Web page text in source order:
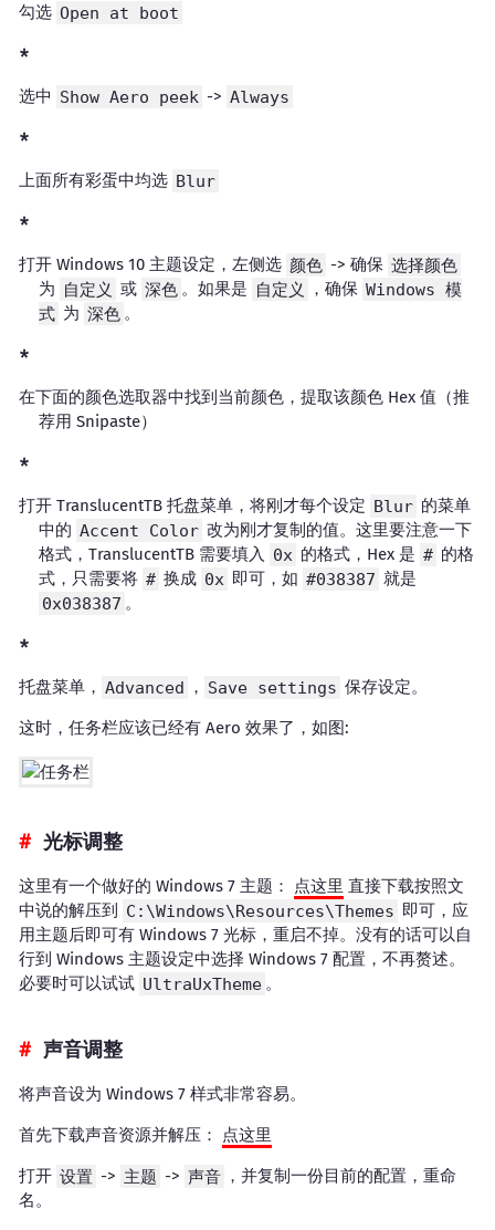
勾选 Open at boot
选中 Show Aero peek -> Always
上面所有彩蛋中均选 Blur
打开 Windows 10 主题设定，左侧选 颜色 -> 确保 选择颜色
为 自定义 或 深色 。如果是 自定义 ，确保 Windows 模
式 为 深色 。
在下面的颜色选取器中找到当前颜色，提取该颜色 Hex 值（推
荐用 Snipaste）
打开 TranslucentTB 托盘菜单，将刚才每个设定 Blur 的菜单
中的 Accent Color 改为刚才复制的值。这里要注意一下
格式，TranslucentTB 需要填入 0x 的格式，Hex 是 # 的格
式，只需要将 # 换成 0x 即可，如 #038387 就是
0x038387 。
托盘菜单， Advanced ， Save settings 保存设定。
这时，任务栏应该已经有 Aero 效果了，如图:
光标调整
这里有一个做好的 Windows 7 主题： 点这里 直接下载按照文
中说的解压到
C:\Windows\Resources\Themes 即可，应
用主题后即可有 Windows 7 光标，重启不掉。没有的话可以自
行到 Windows 主题设定中选择 Windows 7 配置，不再赘述。
必要时可以试试 UltraUxTheme 。
声音调整
将声音设为 Windows 7 样式非常容易。
首先下载声音资源并解压： 点这里
打开 设置 -> 主题 -> 声音 ，并复制一份目前的配置，重命
名。